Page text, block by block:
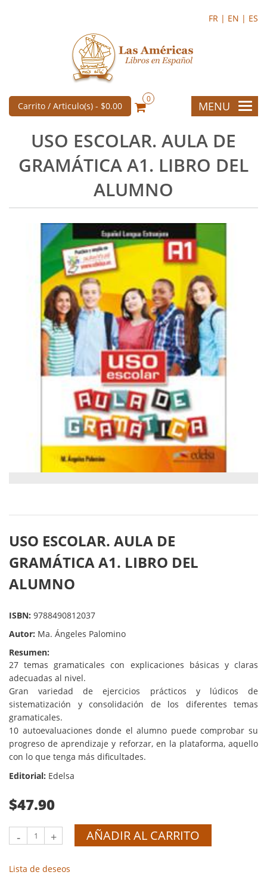
FR | EN | ES
Carrito / Articulo(s) - $0.00
0
MENU
USO ESCOLAR. AULA DE
GRAMÁTICA A1. LIBRO DEL
ALUMNO
USO ESCOLAR. AULA DE
GRAMÁTICA A1. LIBRO DEL
ALUMNO
ISBN: 9788490812037
Autor: Ma. Ángeles Palomino
Resumen:
27 temas gramaticales con explicaciones básicas y claras
adecuadas al nivel.
Gran variedad de ejercicios prácticos y lúdicos de
sistematización y consolidación de los diferentes temas
gramaticales.
10 autoevaluaciones donde el alumno puede comprobar su
progreso de aprendizaje y reforzar, en la plataforma, aquello
con lo que tenga más dificultades.
Editorial: Edelsa
$47.90
- + AÑADIR AL CARRITO
Lista de deseos